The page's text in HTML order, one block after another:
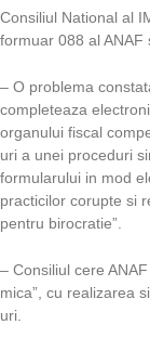
Consiliul National al
formuar 088 al ANAF
– O problema
completeaza
organului fiscal
uri a unei proceduri
formularului in mod
practicilor corupte si
pentru birocratie”.
– Consiliul cere
mica”, cu realizarea
uri.